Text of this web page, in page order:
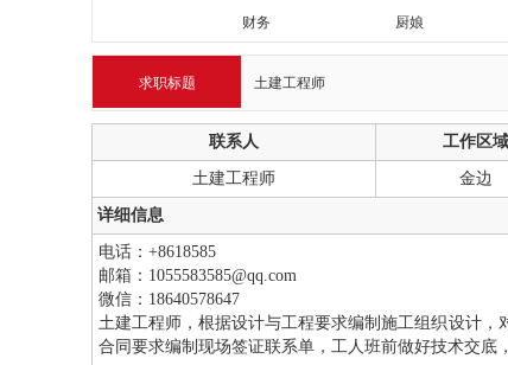
财务
厨娘
求职标题 土建工程师
联系人 工作区域
土建工程师 金边
详细信息
电话：+8618585
邮箱：1055583585@qq.com
微信：18640578647
土建工程师，根据设计与工程要求编制施工组织设计
合同要求编制现场签证联系单，工人班前做好技术交底